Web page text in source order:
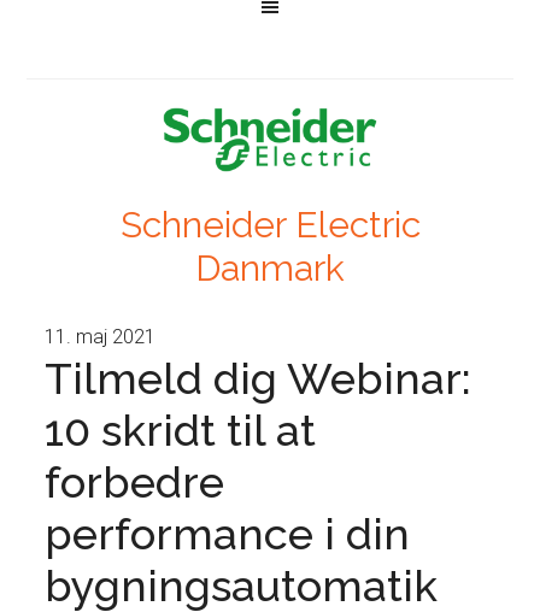
Schneider Electric
Danmark
11. maj 2021
Tilmeld dig Webinar:
10 skridt til at
forbedre
performance i din
bygningsautomatik